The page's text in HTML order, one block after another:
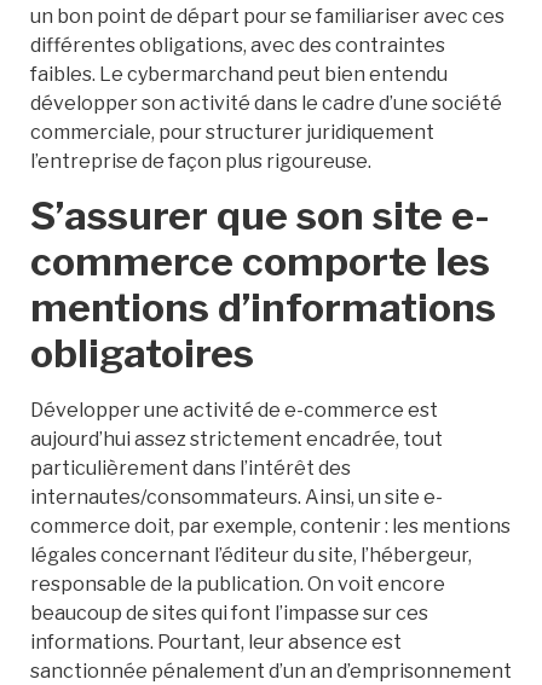
un bon point de départ pour se familiariser avec ces
différentes obligations, avec des contraintes
faibles. Le cybermarchand peut bien entendu
développer son activité dans le cadre d’une société
commerciale, pour structurer juridiquement
l’entreprise de façon plus rigoureuse.
S’assurer que son site e-
commerce comporte les
mentions d’informations
obligatoires
Développer une activité de e-commerce est
aujourd’hui assez strictement encadrée, tout
particulièrement dans l’intérêt des
internautes/consommateurs. Ainsi, un site e-
commerce doit, par exemple, contenir : les mentions
légales concernant l’éditeur du site, l’hébergeur,
responsable de la publication. On voit encore
beaucoup de sites qui font l’impasse sur ces
informations. Pourtant, leur absence est
sanctionnée pénalement d’un an d’emprisonnement